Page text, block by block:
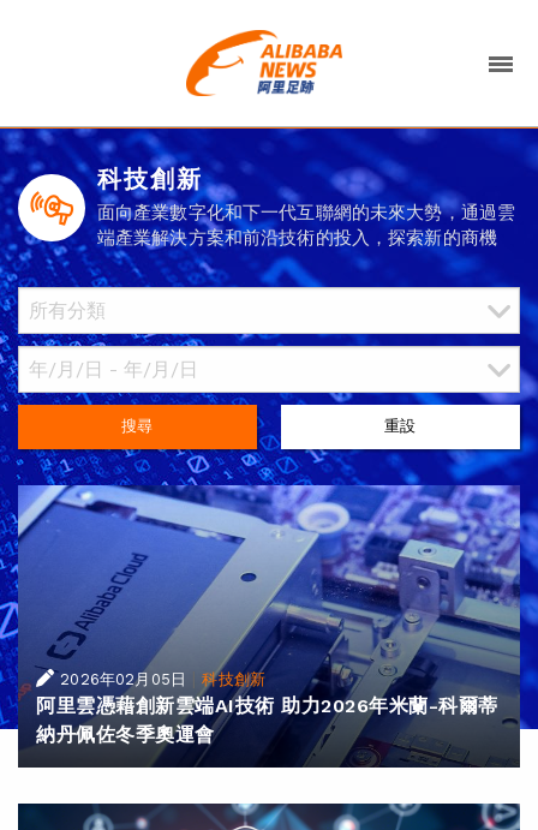
科技創新
面向產業數字化和下一代互聯網的未來大勢，通過雲
端產業解決方案和前沿技術的投入，探索新的商機
搜尋 重設
2026年02月05日 |科技創新
阿里雲憑藉創新雲端AI技術 助力2026年米蘭-科爾蒂
納丹佩佐冬季奧運會